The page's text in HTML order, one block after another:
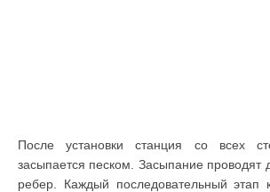
После установки станция со всех
засыпается песком. Засыпание проводят
ребер. Каждый последовательный этап